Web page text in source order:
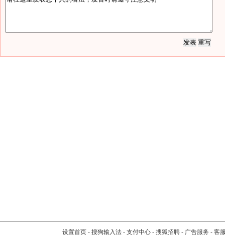
设置首页 - 搜狗输入法 - 支付中心 - 搜狐招聘 - 广告服务 - 客